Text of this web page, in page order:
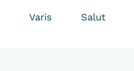
Varis Salut